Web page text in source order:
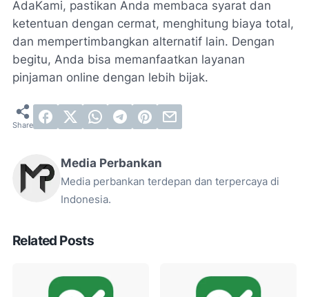
AdaKami, pastikan Anda membaca syarat dan
ketentuan dengan cermat, menghitung biaya total,
dan mempertimbangkan alternatif lain. Dengan
begitu, Anda bisa memanfaatkan layanan
pinjaman online dengan lebih bijak.
Media Perbankan
Media perbankan terdepan dan terpercaya di
Indonesia.
Related Posts